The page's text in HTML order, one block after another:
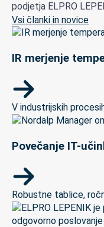
podjetja ELPRO
Vsi članki in novice
IR merjenje
V industrijskih
Povečanje IT-
Robustne tablice,